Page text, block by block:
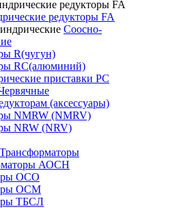
редукторы FA
Соосно-
R(чугун)
RC(алюминий)
приставки PC
(аксессуары)
NMRW (NMRV)
NRW (NRV)
Трансформаторы
АОСН
ОСО
ОСМ
ТБСЛ